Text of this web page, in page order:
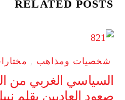
RELATED POSTS
شخصيات ومذاهب ,
السياسي الغربي من
صعود العاديين بقلم